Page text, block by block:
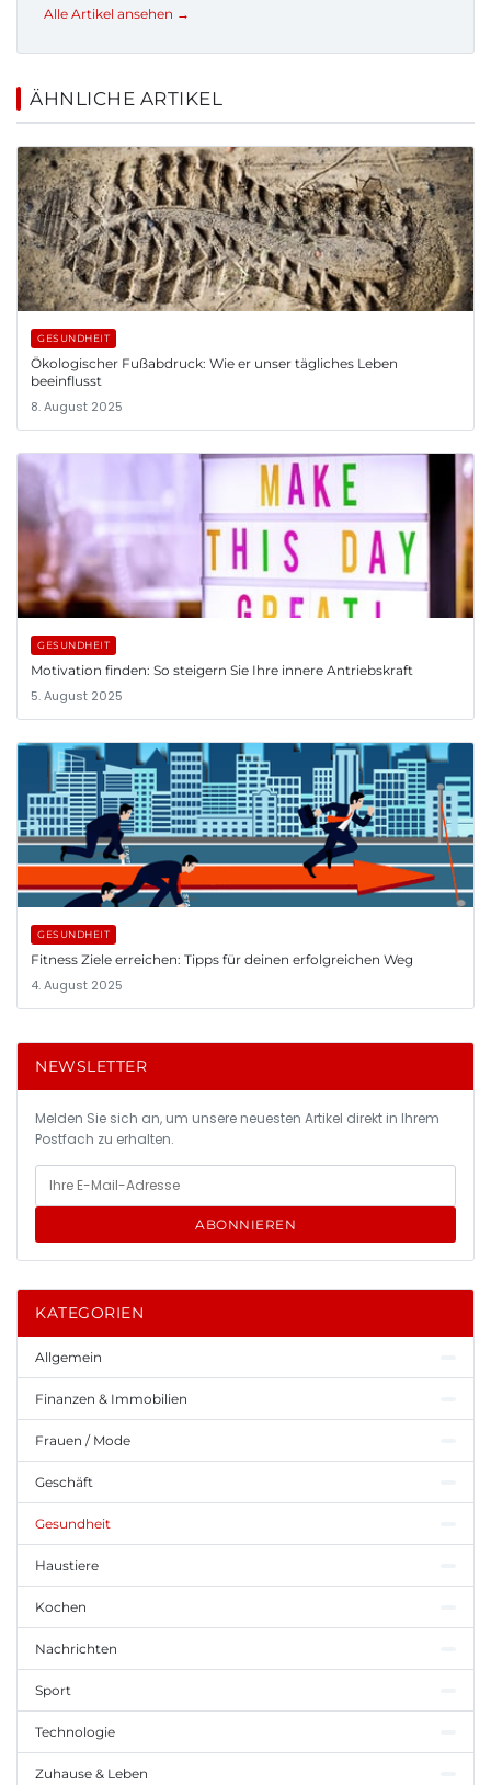
Alle Artikel ansehen →
ÄHNLICHE ARTIKEL
GESUNDHEIT
Ökologischer Fußabdruck: Wie er unser tägliches Leben
beeinflusst
8. August 2025
GESUNDHEIT
Motivation finden: So steigern Sie Ihre innere Antriebskraft
5. August 2025
GESUNDHEIT
Fitness Ziele erreichen: Tipps für deinen erfolgreichen Weg
4. August 2025
NEWSLETTER
Melden Sie sich an, um unsere neuesten Artikel direkt in Ihrem
Postfach zu erhalten.
ABONNIEREN
KATEGORIEN
Allgemein
Finanzen & Immobilien
Frauen / Mode
Geschäft
Gesundheit
Haustiere
Kochen
Nachrichten
Sport
Technologie
Zuhause & Leben